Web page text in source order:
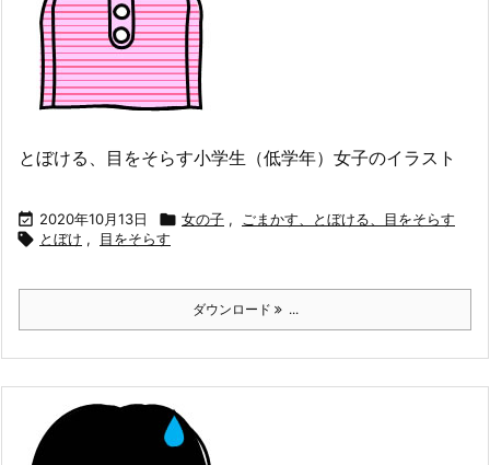
とぼける、目をそらす小学生（低学年）女子のイラスト
 2020年10月13日  女の子 , ごまかす、とぼける、目をそらす
 とぼけ , 目をそらす
ダウンロード ...